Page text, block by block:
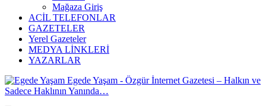
Mağaza Giriş
ACİL TELEFONLAR
GAZETELER
Yerel Gazeteler
MEDYA LİNKLERİ
YAZARLAR
Egede Yaşam - Özgür İnternet Gazetesi – Halkın ve
Sadece Haklının Yanında…